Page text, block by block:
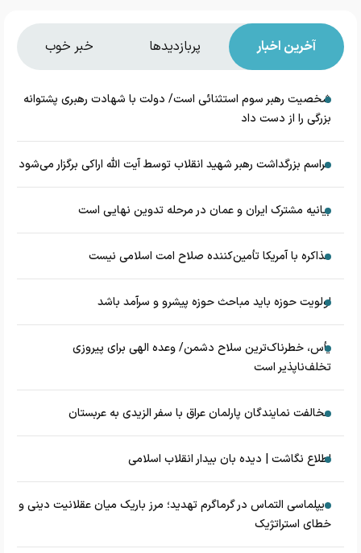
آخرین اخبار پربازدیدها خبر خوب
شخصیت رهبر سوم استثنائی است/ دولت با شهادت رهبری پشتوانه
بزرگی را از دست داد
مراسم بزرگداشت رهبر شهید انقلاب توسط آیت الله اراکی برگزار می‌شود
بیانیه مشترک ایران و عمان در مرحله تدوین نهایی است
مذاکره با آمریکا تأمین‌کننده صلاح امت اسلامی نیست
اولویت حوزه باید مباحث حوزه پیشرو و سرآمد باشد
یأس، خطرناک‌ترین سلاح دشمن/ وعده الهی برای پیروزی
تخلف‌ناپذیر است
مخالفت نمایندگان پارلمان عراق با سفر الزیدی به عربستان
اطلاع نگاشت | دیده بان بیدار انقلاب اسلامی
دیپلماسی التماس در گرماگرم تهدید؛ مرز باریک میان عقلانیت دینی و
خطای استراتژیک